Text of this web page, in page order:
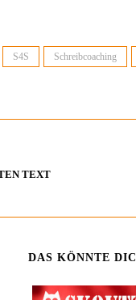
S4S Schreibcoaching
TEXT
DAS KÖNNTE